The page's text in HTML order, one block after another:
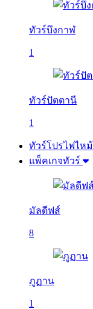
ทัวร์บึงกาฬ
1
ทัวร์ปัตตานี
1
ทัวร์โปรไฟไหม้
แพ็คเกจทัวร์
มัลดีฟส์
8
ภูฏาน
1